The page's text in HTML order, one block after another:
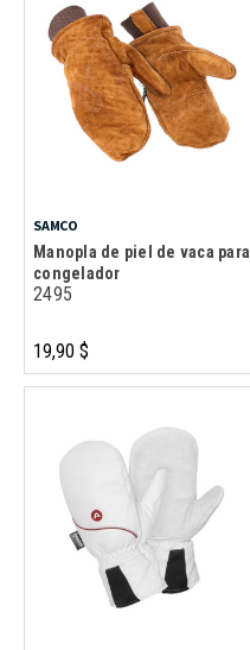
SAMCO
Manopla de piel de vaca para
congelador
2495
19,90 $